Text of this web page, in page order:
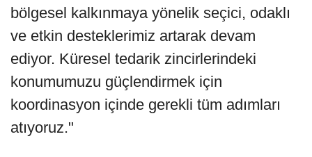
bölgesel kalkınmaya yönelik seçici, odaklı
ve etkin desteklerimiz artarak devam
ediyor. Küresel tedarik zincirlerindeki
konumumuzu güçlendirmek için
koordinasyon içinde gerekli tüm adımları
atıyoruz."